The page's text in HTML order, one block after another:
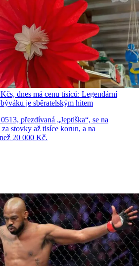
dnes má cenu tisíců: Legendární
je sběratelským hitem
přezdívaná „Jeptiška“, se na
stovky až tisíce korun, a na
20 000 Kč.